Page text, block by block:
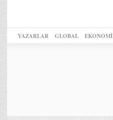
YAZARLAR GLOBAL EKONOMİ